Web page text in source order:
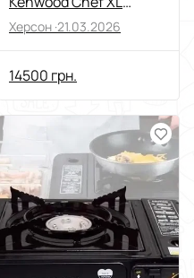
Titanium
Херсон ·21.03.2026
14500 грн.